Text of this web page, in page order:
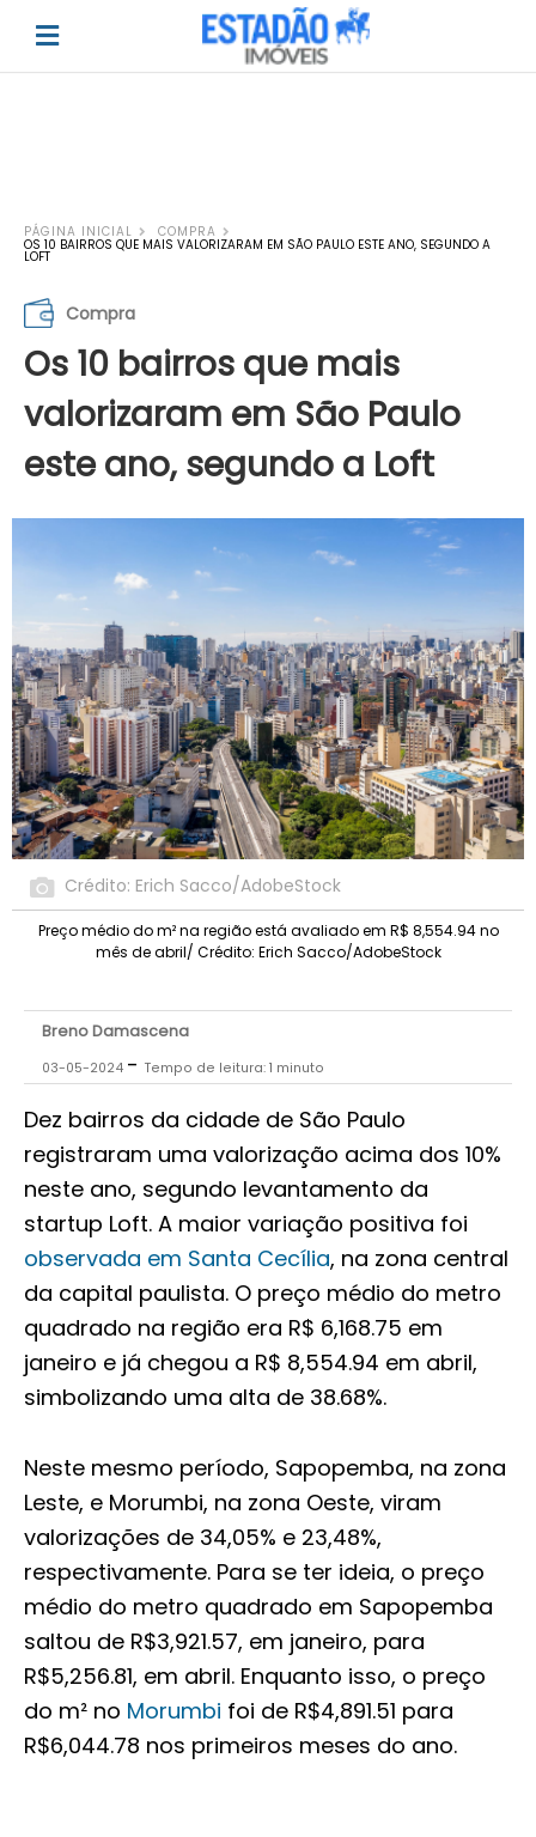
PÁGINA INICIAL COMPRA
OS 10 BAIRROS QUE MAIS VALORIZARAM EM SÃO PAULO ESTE ANO, SEGUNDO A
LOFT
Compra
Os 10 bairros que mais
valorizaram em São Paulo
este ano, segundo a Loft
Crédito: Erich Sacco/AdobeStock
Preço médio do m² na região está avaliado em R$ 8,554.94 no
mês de abril/ Crédito: Erich Sacco/AdobeStock
Breno Damascena
03-05-2024 - Tempo de leitura: 1 minuto
Dez bairros da cidade de São Paulo
registraram uma valorização acima dos 10%
neste ano, segundo levantamento da
startup Loft. A maior variação positiva foi
observada em Santa Cecília, na zona central
da capital paulista. O preço médio do metro
quadrado na região era R$ 6,168.75 em
janeiro e já chegou a R$ 8,554.94 em abril,
simbolizando uma alta de 38.68%.
Neste mesmo período, Sapopemba, na zona
Leste, e Morumbi, na zona Oeste, viram
valorizações de 34,05% e 23,48%,
respectivamente. Para se ter ideia, o preço
médio do metro quadrado em Sapopemba
saltou de R$3,921.57, em janeiro, para
R$5,256.81, em abril. Enquanto isso, o preço
do m² no Morumbi foi de R$4,891.51 para
R$6,044.78 nos primeiros meses do ano.